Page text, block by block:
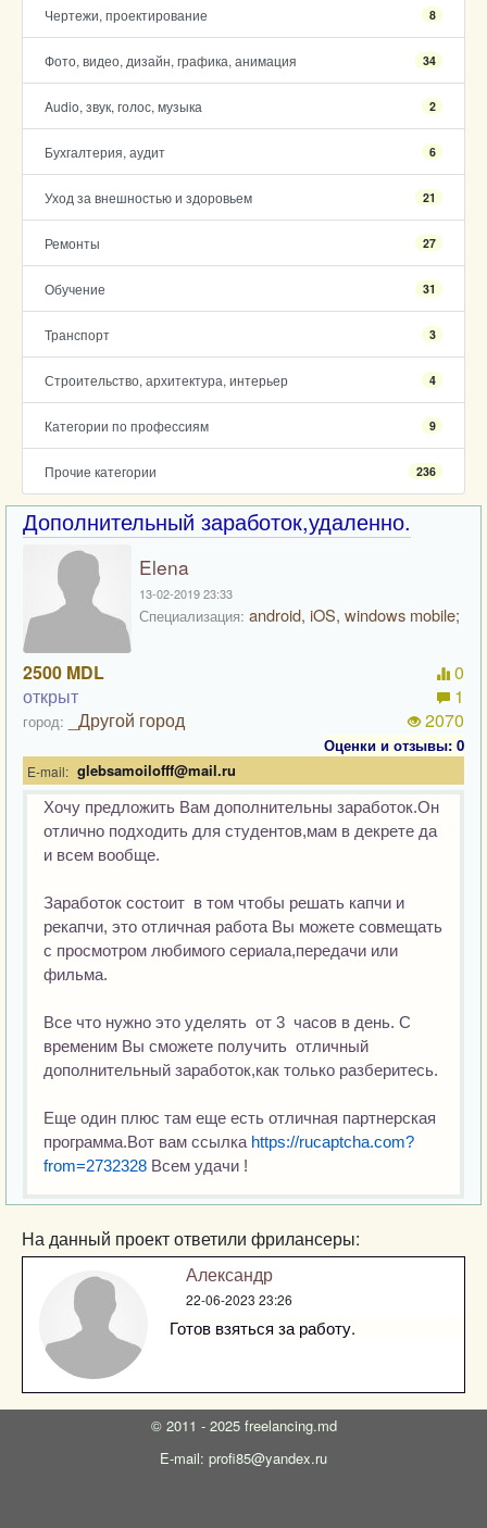
Чертежи, проектирование 8
Фото, видео, дизайн, графика, анимация 34
Audio, звук, голос, музыка 2
Бухгалтерия, аудит 6
Уход за внешностью и здоровьем 21
Ремонты 27
Обучение 31
Транспорт 3
Строительство, архитектура, интерьер 4
Категории по профессиям 9
Прочие категории 236
Дополнительный заработок,удаленно.
Elena
13-02-2019 23:33
Специализация: android, iOS, windows mobile;
2500 MDL
открыт
город: _Другой город
0
1
2070
Оценки и отзывы: 0
E-mail: glebsamoilofff@mail.ru
Хочу предложить Вам дополнительны заработок.Он
отлично подходить для студентов,мам в декрете да
и всем вообще.
Заработок состоит  в том чтобы решать капчи и
рекапчи, это отличная работа Вы можете совмещать
с просмотром любимого сериала,передачи или
фильма.
Все что нужно это уделять  от 3  часов в день. С
временим Вы сможете получить  отличный
дополнительный заработок,как только разберитесь.
Еще один плюс там еще есть отличная партнерская
программа.Вот вам ссылка https://rucaptcha.com?
from=2732328 Всем удачи !
На данный проект ответили фрилансеры:
Александр
22-06-2023 23:26
Готов взяться за работу.
© 2011 - 2025 freelancing.md
E-mail: profi85@yandex.ru